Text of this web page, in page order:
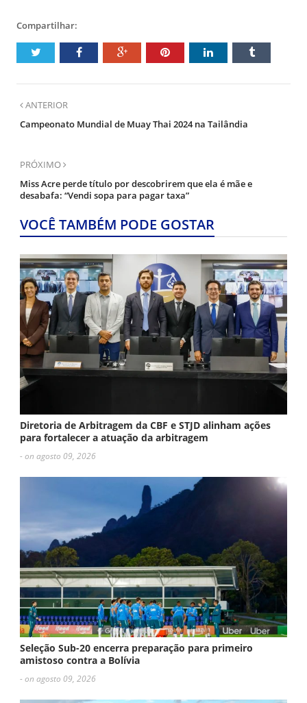
Compartilhar:
ANTERIOR
Campeonato Mundial de Muay Thai 2024 na Tailândia
PRÓXIMO
Miss Acre perde título por descobrirem que ela é mãe e
desabafa: “Vendi sopa para pagar taxa”
VOCÊ TAMBÉM PODE GOSTAR
Diretoria de Arbitragem da CBF e STJD alinham ações
para fortalecer a atuação da arbitragem
- on agosto 09, 2026
Seleção Sub-20 encerra preparação para primeiro
amistoso contra a Bolívia
- on agosto 09, 2026